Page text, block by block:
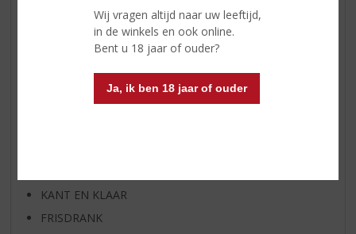
Wij vragen altijd naar uw leeftijd,
in de winkels en ook online.
Bent u 18 jaar of ouder?
Ja, ik ben 18 jaar of ouder
SPIRIT VAN DE MAAND
EXCLUSIEF TOPSLIJTER
KANT EN KLAAR
FRISDRANK